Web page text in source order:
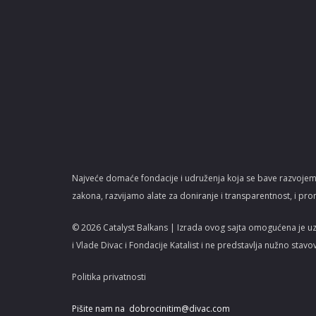
Najveće domaće fondacije i udruženja koja se bave
zakona, razvijamo alate za doniranje i transparentnost, i
© 2026 Catalyst Balkans | Izrada ovog sajta omogućena je
i Vlade Divac i Fondacije Katalist i ne predstavlja nužno
Politika privatnosti
Pišite nam na dobrocinitim@divac.com